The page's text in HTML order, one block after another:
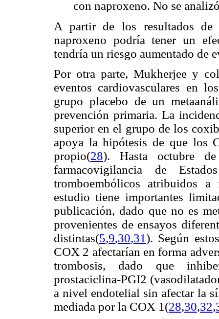
con naproxeno. No se
A partir de los resultados de
naproxeno podría tener un
tendría un riesgo aumentado de
Por otra parte, Mukherjee y
eventos cardiovasculares en
grupo placebo de un
prevención primaria. La
superior en el grupo de los
apoya la hipótesis de que los
propio(28). Hasta octubre
farmacovigilancia de
tromboembólicos atribuidos
estudio tiene importantes
publicación, dado que no es
provenientes de ensayos
distintas(5,9,30,31). Según
COX 2 afectarían en forma
trombosis, dado que
prostaciclina-PGI2
a nivel endotelial sin afectar la
mediada por la COX 1(28,30,32,